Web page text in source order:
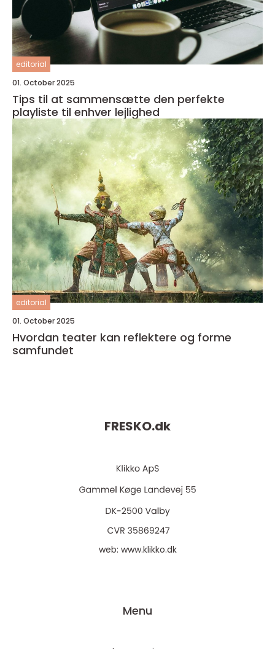
editorial
01. October 2025
Tips til at sammensætte den perfekte
playliste til enhver lejlighed
editorial
01. October 2025
Hvordan teater kan reflektere og forme
samfundet
FRESKO.dk
web: www.klikko.dk
Menu